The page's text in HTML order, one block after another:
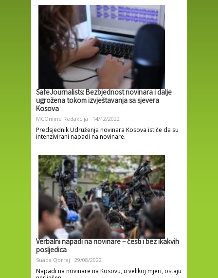
SafeJournalists: Bezbjednost novinara i dalje
ugrožena tokom izvještavanja sa sjevera
Kosova
MCOnline Redakcija 14/12/2022
Predsjednik Udruženja novinara Kosova ističe da su
intenzivirani napadi na novinare.
Verbalni napadi na novinare – česti i bez ikakvih
posljedica
Suada Qorraj 29/08/2022
Napadi na novinare na Kosovu, u velikoj mjeri, ostaju